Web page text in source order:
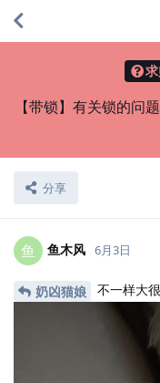
【带锁】有关锁的问
分享
鱼 鱼木风 6月3日
奶凶猫娘 不一样大